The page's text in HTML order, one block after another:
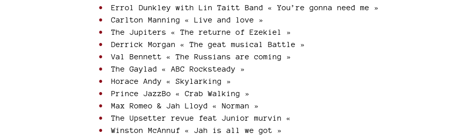
Errol Dunkley with Lin Taitt Band « You’re gonna need me »
Carlton Manning « Live and love »
The Jupiters « The returne of Ezekiel »
Derrick Morgan « The geat musical Battle »
Val Bennett « The Russians are coming »
The Gaylad « ABC Rocksteady »
Horace Andy « Skylarking »
Prince JazzBo « Crab Walking »
Max Romeo & Jah Lloyd « Norman »
The Upsetter revue feat Junior murvin «
Winston McAnnuf « Jah is all we got »